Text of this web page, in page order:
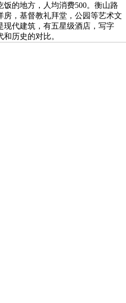
饭的地方，人均消费500。衡山路
房，基督教礼拜堂，公园等艺术文
现代建筑，有五星级酒店，写字
历史的对比。